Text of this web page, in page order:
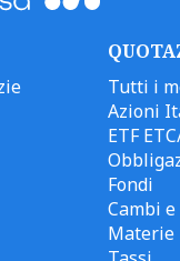
Tutti i
Azioni
ETF
Fondi
Cambi
Materie